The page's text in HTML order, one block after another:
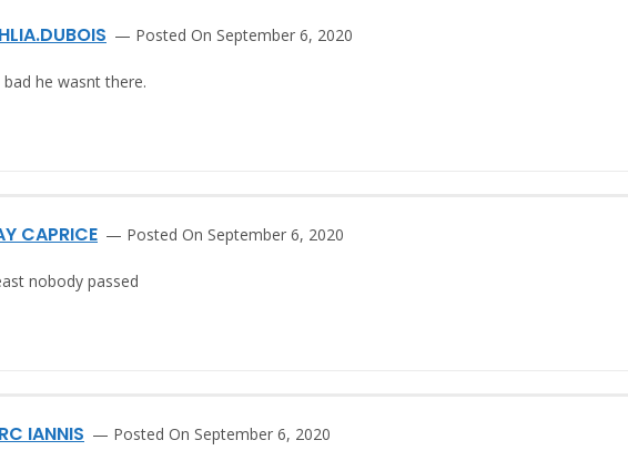
Posted On September 6, 2020
he wasnt there.
CAPRICE Posted On September 6, 2020
nobody passed
IANNIS Posted On September 6, 2020